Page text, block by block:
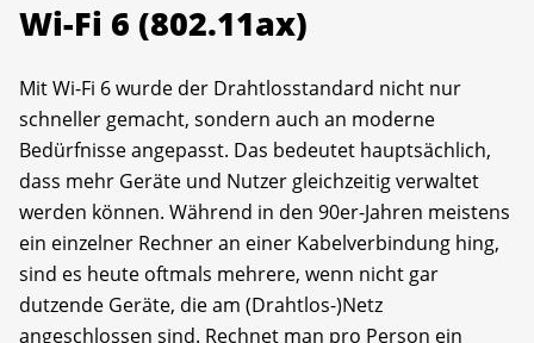
Wi-Fi 6 (802.11ax)
Mit Wi-Fi 6 wurde der Drahtlosstandard nicht nur
schneller gemacht, sondern auch an moderne
Bedürfnisse angepasst. Das bedeutet hauptsächlich,
dass mehr Geräte und Nutzer gleichzeitig verwaltet
werden können. Während in den 90er-Jahren meistens
ein einzelner Rechner an einer Kabelverbindung hing,
sind es heute oftmals mehrere, wenn nicht gar
dutzende Geräte, die am (Drahtlos-)Netz
angeschlossen sind. Rechnet man pro Person ein